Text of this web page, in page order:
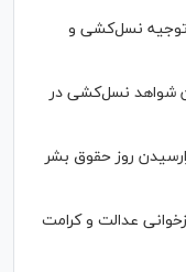
توجیه نسل‌کشی و
شواهد نسل‌کشی در
روز حقوق بشر
عدالت و کرامت